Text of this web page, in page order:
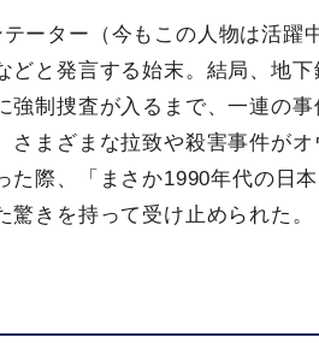
ーター（今もこの人物は活躍
と発言する始末。結局、地下
制捜査が入るまで、一連の事
さまざまな拉致や殺害事件が
た際、「まさか1990年代の日
きを持って受け止められた。